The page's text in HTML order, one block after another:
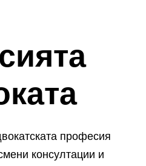
професия
консултации и